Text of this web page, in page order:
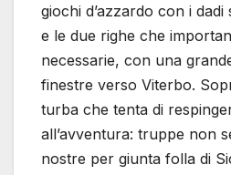
giochi d’azzardo con i dadi
e le due righe che
necessarie, con una
finestre verso Viterbo.
turba che tenta di
all’avventura: truppe non
nostre per giunta folla di